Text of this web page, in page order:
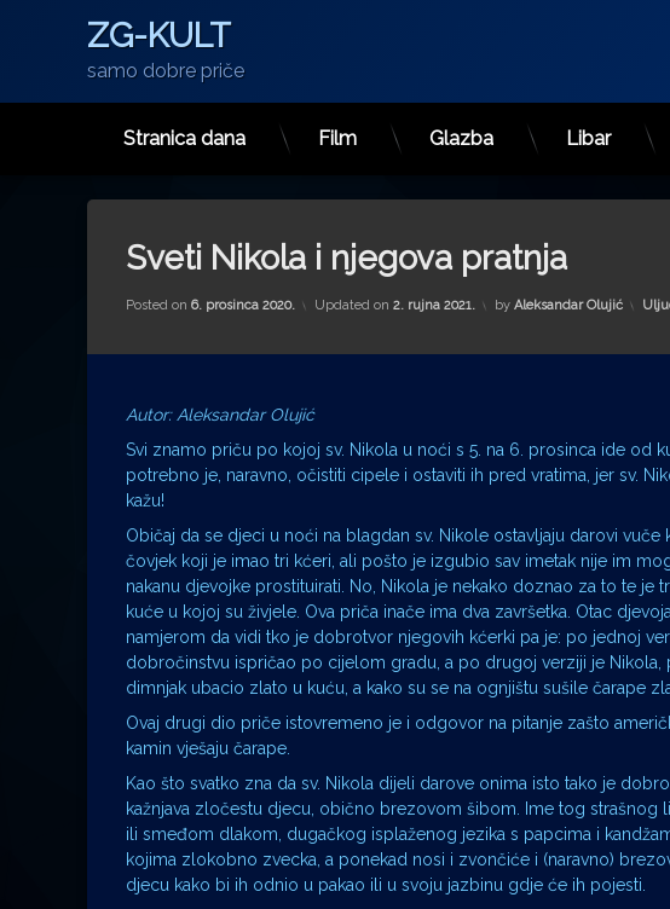
ZG-KULT
samo dobre priče
Stranica dana Film Glazba Libar
Sveti Nikola i njegova pratnja
Posted on 6. prosinca 2020. Updated on 2. rujna 2021. by Aleksandar Olujić
Autor: Aleksandar Olujić
Svi znamo priču po kojoj sv. Nikola u noći s 5. na 6. prosinca ide
potrebno je, naravno, očistiti cipele i ostaviti ih pred vratima, jer sv.
kažu!
Običaj da se djeci u noći na blagdan sv. Nikole ostavljaju darovi
čovjek koji je imao tri kćeri, ali pošto je izgubio sav imetak nije im
nakanu djevojke prostituirati. No, Nikola je nekako doznao za to te
kuće u kojoj su živjele. Ova priča inače ima dva završetka. Otac
namjerom da vidi tko je dobrotvor njegovih kćerki pa je: po jednoj
dobročinstvu ispričao po cijelom gradu, a po drugoj verziji je
dimnjak ubacio zlato u kuću, a kako su se na ognjištu sušile čarape
Ovaj drugi dio priče istovremeno je i odgovor na pitanje zašto
kamin vješaju čarape.
Kao što svatko zna da sv. Nikola dijeli darove onima isto tako je
kažnjava zločestu djecu, obično brezovom šibom. Ime tog strašnog
ili smeđom dlakom, dugačkog isplaženog jezika s papcima i
kojima zlokobno zvecka, a ponekad nosi i zvončiće i (naravno)
djecu kako bi ih odnio u pakao ili u svoju jazbinu gdje će ih pojesti.